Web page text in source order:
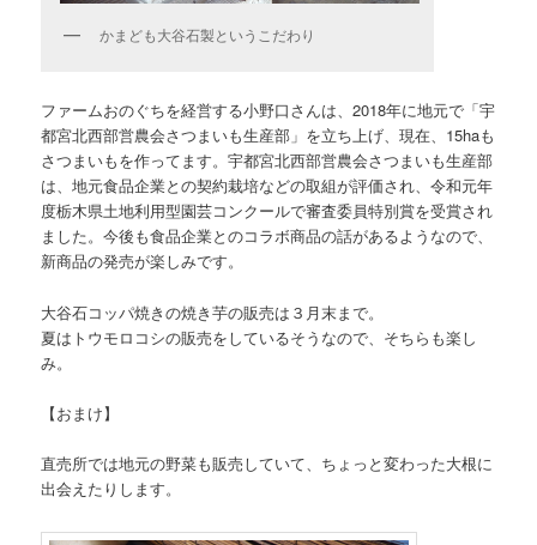
かまども大谷石製というこだわり
ファームおのぐちを経営する小野口さんは、2018年に地元で「宇
都宮北西部営農会さつまいも生産部」を立ち上げ、現在、15haも
さつまいもを作ってます。宇都宮北西部営農会さつまいも生産部
は、地元食品企業との契約栽培などの取組が評価され、令和元年
度栃木県土地利用型園芸コンクールで審査委員特別賞を受賞され
ました。今後も食品企業とのコラボ商品の話があるようなので、
新商品の発売が楽しみです。
大谷石コッパ焼きの焼き芋の販売は３月末まで。
夏はトウモロコシの販売をしているそうなので、そちらも楽し
み。
【おまけ】
直売所では地元の野菜も販売していて、ちょっと変わった大根に
出会えたりします。